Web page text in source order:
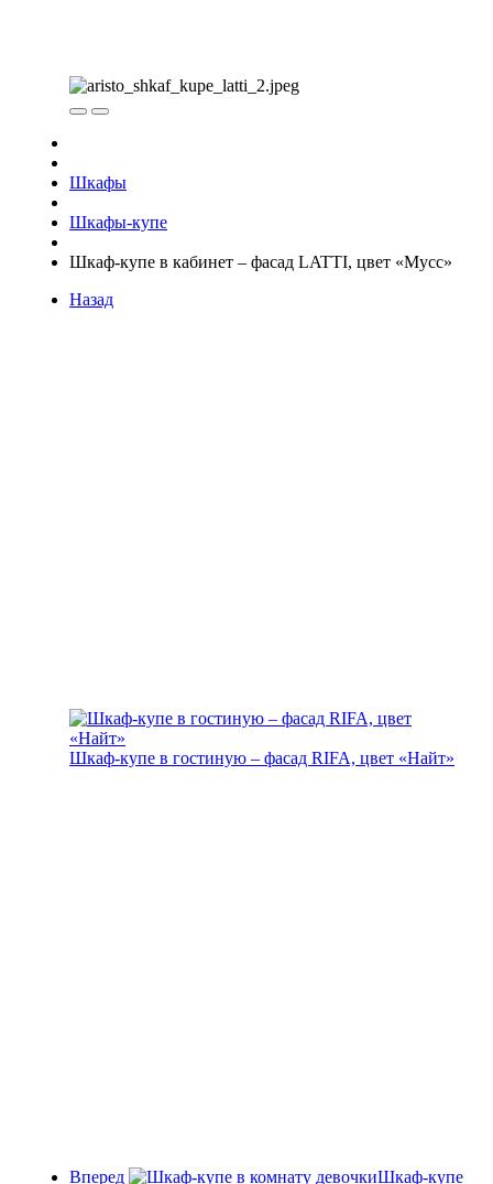
Шкафы
Шкафы-купе
Шкаф-купе в кабинет – фасад LATTI, цвет «Мусс»
Назад
Шкаф-купе в гостиную – фасад RIFA, цвет «Найт»
Вперед Шкаф-купе